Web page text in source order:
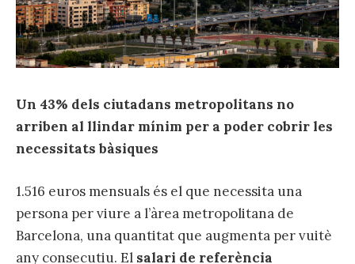
Un 43% dels ciutadans metropolitans no
arriben al llindar mínim per a poder cobrir les
necessitats bàsiques
1.516 euros mensuals és el que necessita una
persona per viure a l’àrea metropolitana de
Barcelona, una quantitat que augmenta per vuitè
any consecutiu. El salari de referència